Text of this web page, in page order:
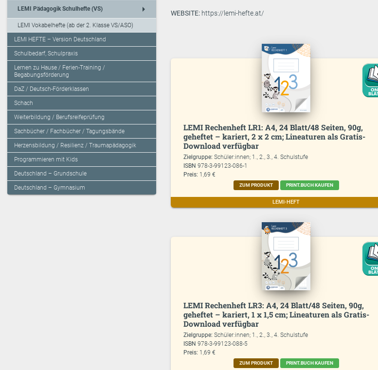
LEMI Pädagogik Schulhefte (VS) arrow_right
LEMI Vokabelhefte (ab der 2. Klasse VS/ASO)
LEMI HEFTE – Version Deutschland
Schulbedarf, Schulpraxis
Lernen zu Hause / Ferien-Training /
Begabungsförderung
DaZ / Deutsch-Förderklassen
Schach
Weiterbildung / Berufsreifeprüfung
Sachbücher / Fachbücher / Tagungsbände
Herzensbildung / Resilienz / Traumapädagogik
Programmieren mit Kids
Deutschland – Grundschule
Deutschland – Gymnasium
WEBSITE: https://lemi-hefte.at/
LEMI Rechenheft LR1: A4, 24 Blatt/48 Seiten, 90g,
geheftet – kariert, 2 x 2 cm; Lineaturen als Gratis-
Download verfügbar
Zielgruppe:Schüler:innen; 1., 2., 3., 4. Schulstufe
ISBN978-3-99123-086-1
Preis: 1,69 €
ZUM PRODUKT PRINT.BUCH KAUFEN
LEMI-HEFT
LEMI Rechenheft LR3: A4, 24 Blatt/48 Seiten, 90g,
geheftet – kariert, 1 x 1,5 cm; Lineaturen als Gratis-
Download verfügbar
Zielgruppe:Schüler:innen; 1., 2., 3., 4. Schulstufe
ISBN978-3-99123-088-5
Preis: 1,69 €
ZUM PRODUKT PRINT.BUCH KAUFEN